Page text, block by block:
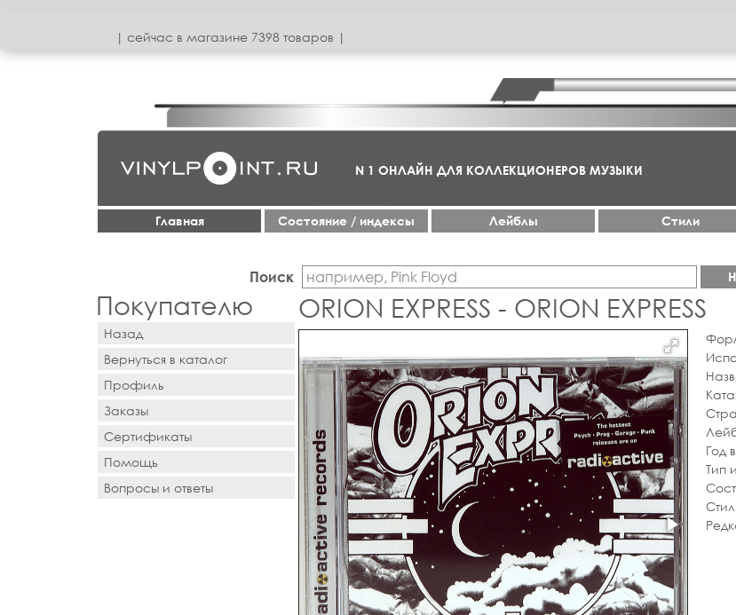
| сeйчас в магазинe 7398 товаров |
N 1 ОНЛАЙН ДЛЯ КОЛЛЕКЦИОНЕРОВ МУЗЫКИ
Главная Cостояние / индексы Лейблы Стили
Поиск
Покупателю
Назад
Вернуться в каталог
Профиль
Заказы
Сертификаты
Помощь
Вопросы и ответы
ORION EXPRESS - ORION EXPRESS
Год
Тип